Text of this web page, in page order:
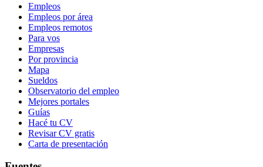
Empleos
Empleos por área
Empleos remotos
Para vos
Empresas
Por provincia
Mapa
Sueldos
Observatorio del empleo
Mejores portales
Guías
Hacé tu CV
Revisar CV gratis
Carta de presentación